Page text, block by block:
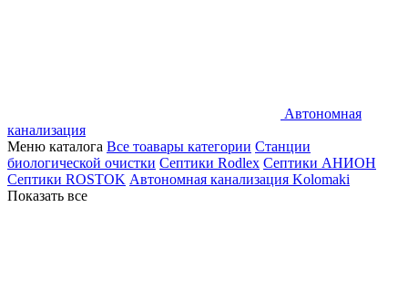
Автономная
канализация
Меню каталога Все тоавары категории Станции
биологической очистки Септики Rodlex Септики АНИОН
Септики ROSTOK Автономная канализация Kolomaki
Показать все